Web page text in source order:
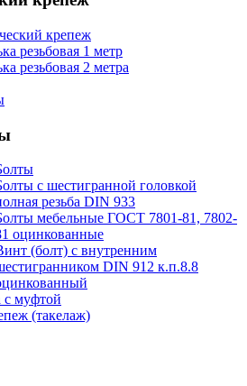
крепеж
резьбовая 1 метр
резьбовая 2 метра
с шестигранной головкой
резьба DIN 933
мебельные ГОСТ 7801-81, 7802-
оцинкованные
(болт) с внутренним
DIN 912 к.п.8.8
муфтой
(такелаж)